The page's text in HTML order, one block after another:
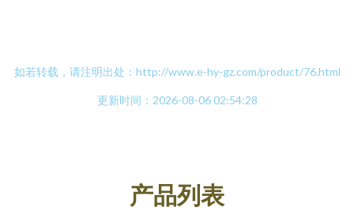
如若转载，请注明出处：http://www.e-hy-gz.com/product/76.html
更新时间：2026-08-06 02:54:28
产品列表